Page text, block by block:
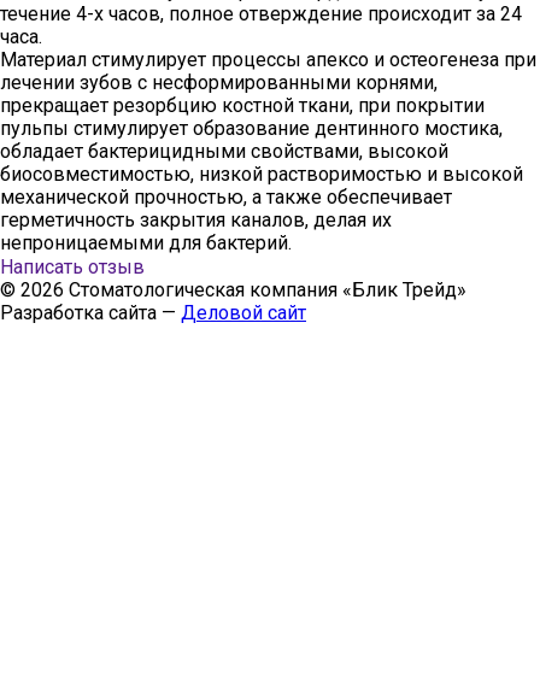
течение 4-х часов, полное отверждение происходит за 24
часа.
Материал стимулирует процессы апексо и остеогенеза при
лечении зубов с несформированными корнями,
прекращает резорбцию костной ткани, при покрытии
пульпы стимулирует образование дентинного мостика,
обладает бактерицидными свойствами, высокой
биосовместимостью, низкой растворимостью и высокой
механической прочностью, а также обеспечивает
герметичность закрытия каналов, делая их
непроницаемыми для бактерий.
Написать отзыв
© 2026 Стоматологическая компания «Блик Трейд»
Разработка сайта — Деловой сайт